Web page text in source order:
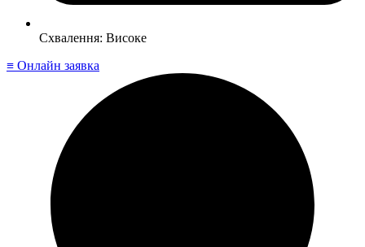
Схвалення: Високе
≡ Онлайн заявка